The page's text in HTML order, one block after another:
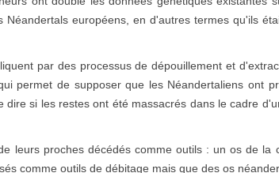
européens, en d'autres termes qu'ils
par des processus de dépouillement et
permet de supposer que les Néandertaliens ont
si les restes ont été massacrés dans le cadre
leurs proches décédés comme outils : un os de la
comme outils de débitage mais que des os